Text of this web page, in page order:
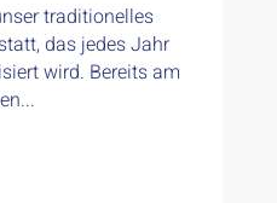
traditionelles
das jedes Jahr
wird. Bereits am